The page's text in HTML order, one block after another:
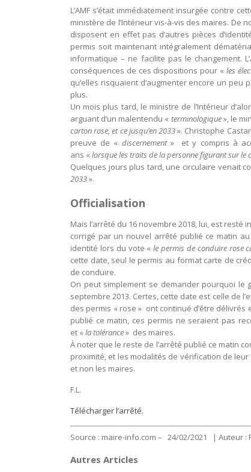
L’AMF s’était immédiatement insurgée contre
ministère de l’Intérieur vis-à-vis des maires. De
disposent en effet pas d’autres pièces
permis soit maintenant intégralement
informatique – ne facilite pas le changement.
conséquences de ces dispositions pour « les
qu’elles risquaient d’augmenter encore un
plus.
Un mois plus tard, le ministre de l’Intérieur
arguant d’un malentendu « terminologique», le
carton rose, et ce jusqu’en 2033». Christophe
preuve de « discernement » et y compris à
ans « lorsque les traits de la personne figurant sur le
Quelques jours plus tard, une circulaire venait
2033».
Officialisation
Mais l’arrêté du 16 novembre 2018, lui, est resté
corrigé par un nouvel arrêté publié ce matin au
identité lors du vote « le permis de conduire rose
cette date, seul le permis au format carte de
de conduire.
On peut simplement se demander pourquoi le
septembre 2013. Certes, cette date est celle de
des permis « rose » ont continué d’être délivrés
publié ce matin, ces permis ne seraient pas
et « la tolérance» des maires.
À noter que le reste de l’arrêté publié ce matin
proximité, et les modalités de vérification de
et non les maires.
F.L.
Télécharger l’arrêté.
Source : maire-info.com – 24/02/2021 | Auteur :
Autres Articles